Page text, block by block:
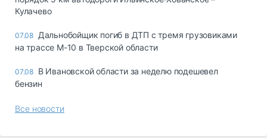
Кулачево
07.08 Дальнобойщик погиб в ДТП с тремя грузовиками
на трассе М-10 в Тверской области
07.08 В Ивановской области за неделю подешевел
бензин
Все новости